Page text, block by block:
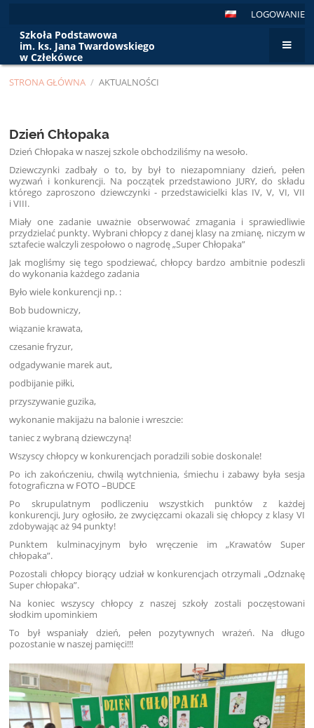
LOGOWANIE
Szkoła Podstawowa
im. ks. Jana Twardowskiego
w Człekówce
STRONA GŁÓWNA / AKTUALNOŚCI
Dzień Chłopaka
Dzień Chłopaka w naszej szkole obchodziliśmy na wesoło.
Dziewczynki zadbały o to, by był to niezapomniany dzień, pełen
wyzwań i konkurencji. Na początek przedstawiono JURY, do składu
którego zaproszono dziewczynki - przedstawicielki klas IV, V, VI, VII
i VIII.
Miały one zadanie uważnie obserwować zmagania i sprawiedliwie
przydzielać punkty. Wybrani chłopcy z danej klasy na zmianę, niczym w
sztafecie walczyli zespołowo o nagrodę „Super Chłopaka”
Jak mogliśmy się tego spodziewać, chłopcy bardzo ambitnie podeszli
do wykonania każdego zadania
Było wiele konkurencji np. :
Bob budowniczy,
wiązanie krawata,
czesanie fryzur,
odgadywanie marek aut,
podbijanie piłki,
przyszywanie guzika,
wykonanie makijażu na balonie i wreszcie:
taniec z wybraną dziewczyną!
Wszyscy chłopcy w konkurencjach poradzili sobie doskonale!
Po ich zakończeniu, chwilą wytchnienia, śmiechu i zabawy była sesja
fotograficzna w FOTO –BUDCE
Po skrupulatnym podliczeniu wszystkich punktów z każdej
konkurencji, Jury ogłosiło, że zwycięzcami okazali się chłopcy z klasy VI
zdobywając aż 94 punkty!
Punktem kulminacyjnym było wręczenie im „Krawatów Super
chłopaka”.
Pozostali chłopcy biorący udział w konkurencjach otrzymali „Odznakę
Super chłopaka”.
Na koniec wszyscy chłopcy z naszej szkoły zostali poczęstowani
słodkim upominkiem
To był wspaniały dzień, pełen pozytywnych wrażeń. Na długo
pozostanie w naszej pamięci!!!